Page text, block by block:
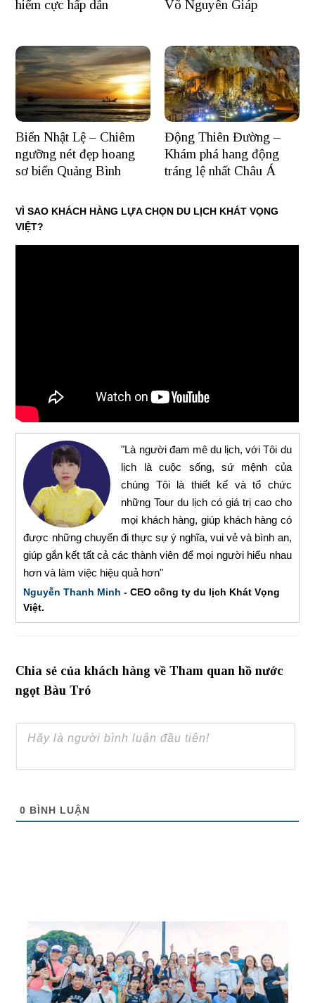
hiểm cực hấp dẫn Võ Nguyên Giáp
Biển Nhật Lệ – Chiêm
ngưỡng nét đẹp hoang
sơ biển Quảng Bình
Động Thiên Đường –
Khám phá hang động
tráng lệ nhất Châu Á
VÌ SAO KHÁCH HÀNG LỰA CHỌN DU LỊCH KHÁT VỌNG
VIỆT?
"Là người đam mê du lịch, với Tôi du
lịch là cuộc sống, sứ mệnh của
chúng Tôi là thiết kế và tổ chức
những Tour du lịch có giá trị cao cho
mọi khách hàng, giúp khách hàng có
được những chuyến đi thực sự ý nghĩa, vui vẻ và bình an,
giúp gắn kết tất cả các thành viên để mọi người hiểu nhau
hơn và làm việc hiệu quả hơn"
Nguyễn Thanh Minh - CEO công ty du lịch Khát Vọng
Việt.
Chia sẻ của khách hàng về Tham quan hồ nước
ngọt Bàu Tró
0 BÌNH LUẬN